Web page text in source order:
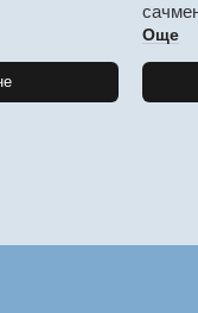
Още